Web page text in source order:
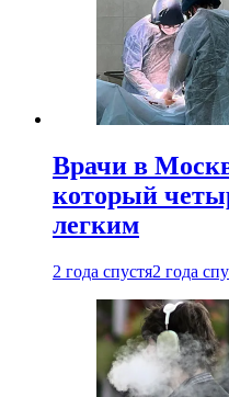
Врачи в
который
легким
2 года спустя2 года